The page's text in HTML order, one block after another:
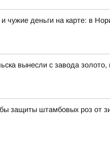
чужие деньги на карте: в
вынесли с завода
защиты штамбовых роз от